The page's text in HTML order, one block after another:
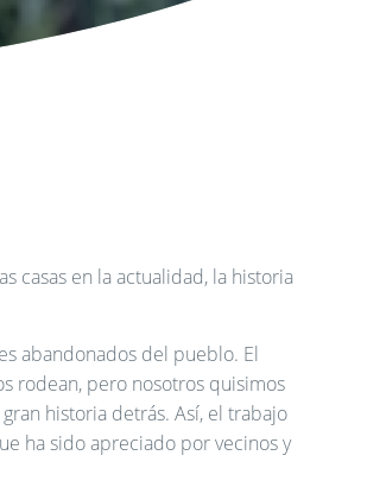
casas en la actualidad, la historia
abandonados del pueblo. El
rodean, pero nosotros quisimos
historia detrás. Así, el trabajo
ha sido apreciado por vecinos y